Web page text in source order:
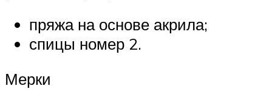
пряжа на основе акрила;
спицы номер 2.
Мерки